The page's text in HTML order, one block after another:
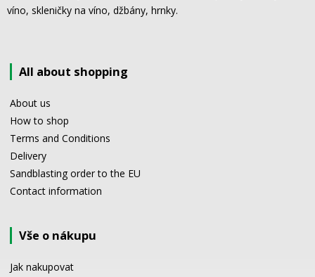
víno, skleničky na víno, džbány, hrnky.
All about shopping
About us
How to shop
Terms and Conditions
Delivery
Sandblasting order to the EU
Contact information
Vše o nákupu
Jak nakupovat